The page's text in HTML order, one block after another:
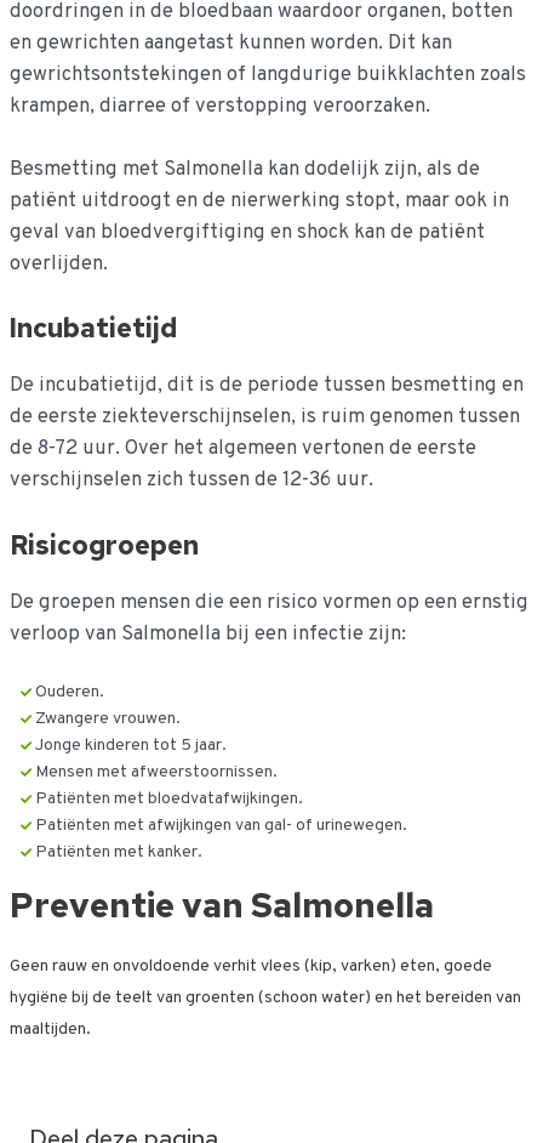
doordringen in de bloedbaan waardoor organen, botten
en gewrichten aangetast kunnen worden. Dit kan
gewrichtsontstekingen of langdurige buikklachten zoals
krampen, diarree of verstopping veroorzaken.
Besmetting met Salmonella kan dodelijk zijn, als de
patiënt uitdroogt en de nierwerking stopt, maar ook in
geval van bloedvergiftiging en shock kan de patiënt
overlijden.
Incubatietijd
De incubatietijd, dit is de periode tussen besmetting en
de eerste ziekteverschijnselen, is ruim genomen tussen
de 8-72 uur. Over het algemeen vertonen de eerste
verschijnselen zich tussen de 12-36 uur.
Risicogroepen
De groepen mensen die een risico vormen op een ernstig
verloop van Salmonella bij een infectie zijn:
Ouderen.
Zwangere vrouwen.
Jonge kinderen tot 5 jaar.
Mensen met afweerstoornissen.
Patiënten met bloedvatafwijkingen.
Patiënten met afwijkingen van gal- of urinewegen.
Patiënten met kanker.
Preventie van Salmonella
Geen rauw en onvoldoende verhit vlees (kip, varken) eten, goede
hygiëne bij de teelt van groenten (schoon water) en het bereiden van
maaltijden.